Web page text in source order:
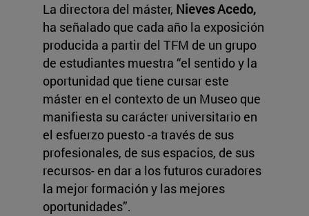
La directora del máster, Nieves Acedo,
ha señalado que cada año la exposición
producida a partir del TFM de un grupo
de estudiantes muestra “el sentido y la
oportunidad que tiene cursar este
máster en el contexto de un Museo que
manifiesta su carácter universitario en
el esfuerzo puesto -a través de sus
profesionales, de sus espacios, de sus
recursos- en dar a los futuros curadores
la mejor formación y las mejores
oportunidades”.